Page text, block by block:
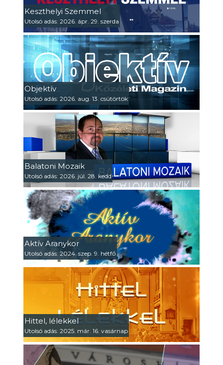
Keszthelyi Szemmel
Utolsó adás: 2026. ápr. 29. szerda
Objektív
Utolsó adás: 2026. aug. 13. csütörtök
Balatoni Mozaik
Utolsó adás: 2026. júl. 28. kedd
Aktív Aranykor
Utolsó adás: 2024. szep. 9. hétfő
Hittel, lélekkel
Utolsó adás: 2025. már. 16. vasárnap